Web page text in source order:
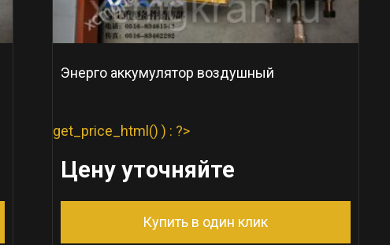
Энерго аккумулятор воздушный
get_price_html() ) : ?>
Цену уточняйте
Купить в один клик